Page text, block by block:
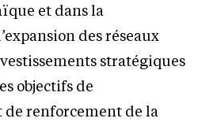
et dans la
des réseaux
stratégiques
objectifs de
de renforcement de la